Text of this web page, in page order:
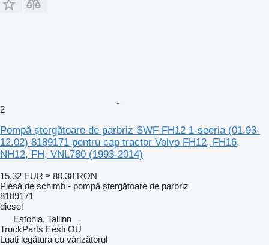
2
Pompă ștergătoare de parbriz SWF FH12 1-seeria (01.93-
12.02) 8189171 pentru cap tractor Volvo FH12, FH16,
NH12, FH, VNL780 (1993-2014)
15,32 EUR ≈ 80,38 RON
Piesă de schimb - pompă ștergătoare de parbriz
8189171
diesel
Estonia, Tallinn
TruckParts Eesti OÜ
Luați legătura cu vânzătorul